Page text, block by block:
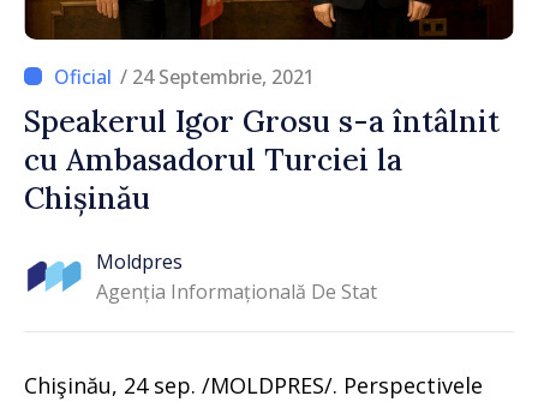
/ 24 Septembrie, 2021
Speakerul Igor Grosu s-a întâlnit
cu Ambasadorul Turciei la
Chișinău
Moldpres
Agenția Informațională De Stat
Chişinău, 24 sep. /MOLDPRES/. Perspectivele